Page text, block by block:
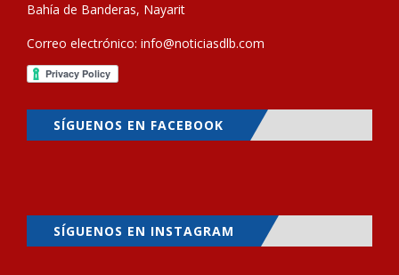
Bahía de Banderas, Nayarit
Correo electrónico: info@noticiasdlb.com
SÍGUENOS EN FACEBOOK
SÍGUENOS EN INSTAGRAM